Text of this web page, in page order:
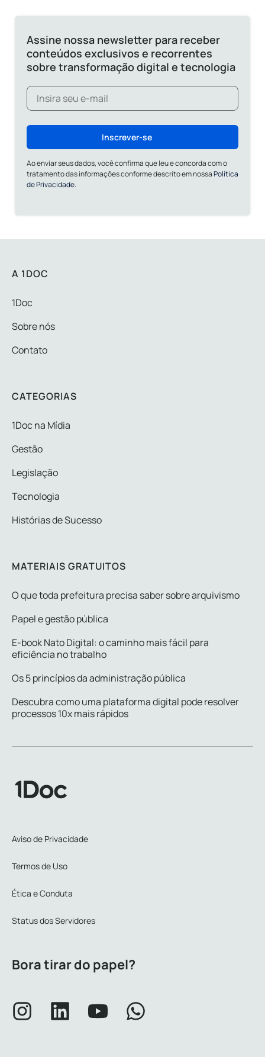
Assine nossa newsletter para receber
conteúdos exclusivos e recorrentes
sobre transformação digital e tecnologia
Inscrever-se
Ao enviar seus dados, você confirma que leu e concorda com o
tratamento das informações conforme descrito em nossaPolítica
de Privacidade.
A 1DOC
1Doc
Sobre nós
Contato
CATEGORIAS
1Doc na Mídia
Gestão
Legislação
Tecnologia
Histórias de Sucesso
MATERIAIS GRATUITOS
O que toda prefeitura precisa saber sobre arquivismo
Papel e gestão pública
E-book Nato Digital: o caminho mais fácil para
eficiência no trabalho
Os 5 princípios da administração pública
Descubra como uma plataforma digital pode resolver
processos 10x mais rápidos
Aviso de Privacidade
Termos de Uso
Ética e Conduta
Status dos Servidores
Bora tirar do papel?